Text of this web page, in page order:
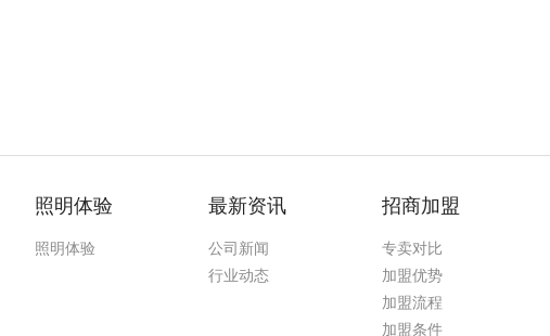
照明体验
照明体验
最新资讯
公司新闻
行业动态
招商加盟
专卖对比
加盟优势
加盟流程
加盟条件